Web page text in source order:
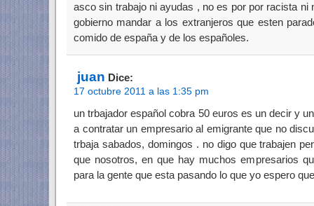
asco sin trabajo ni ayudas , no es por por racista ni
gobierno mandar a los extranjeros que esten
comido de españa y de los españoles.
juan Dice:
17 octubre 2011 a las 1:35 pm
un trbajador español cobra 50 euros es un decir y
a contratar un empresario al emigrante que no
trbaja sabados, domingos . no digo que trabajen
que nosotros, en que hay muchos empresarios
para la gente que esta pasando lo que yo espero